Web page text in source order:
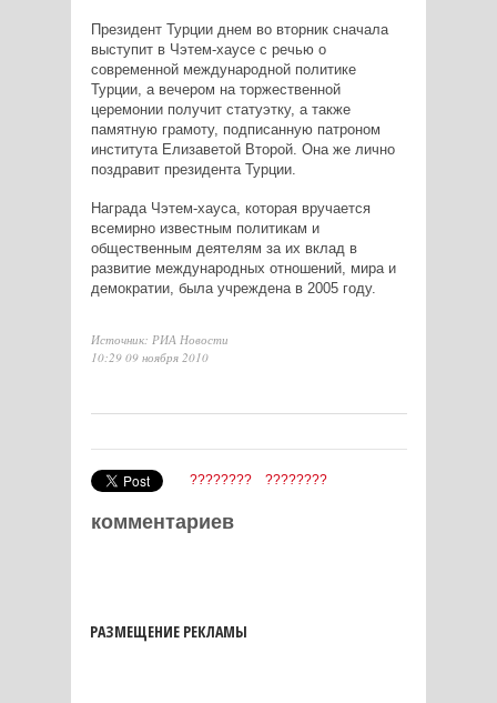
Президент Турции днем во вторник сначала
выступит в Чэтем-хаусе с речью о
современной международной политике
Турции, а вечером на торжественной
церемонии получит статуэтку, а также
памятную грамоту, подписанную патроном
института Елизаветой Второй. Она же лично
поздравит президента Турции.
Награда Чэтем-хауса, которая вручается
всемирно известным политикам и
общественным деятелям за их вклад в
развитие международных отношений, мира и
демократии, была учреждена в 2005 году.
Источник: РИА Новости
10:29 09 ноября 2010
???????? ????????
комментариев
РАЗМЕЩЕНИЕ РЕКЛАМЫ